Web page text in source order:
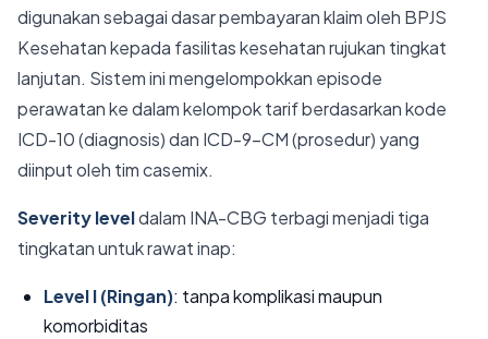
digunakan sebagai dasar pembayaran klaim oleh BPJS
Kesehatan kepada fasilitas kesehatan rujukan tingkat
lanjutan. Sistem ini mengelompokkan episode
perawatan ke dalam kelompok tarif berdasarkan kode
ICD-10 (diagnosis) dan ICD-9-CM (prosedur) yang
diinput oleh tim casemix.
Severity leveldalam INA-CBG terbagi menjadi tiga
tingkatan untuk rawat inap:
Level I (Ringan): tanpa komplikasi maupun
komorbiditas